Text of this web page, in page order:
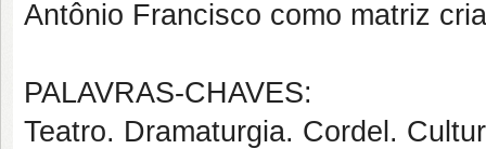
Antônio Francisco como matriz
PALAVRAS-CHAVES:
Teatro. Dramaturgia. Cordel.